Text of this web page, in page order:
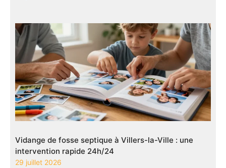
Vidange de fosse septique à Villers-la-Ville : une
intervention rapide 24h/24
29 juillet 2026